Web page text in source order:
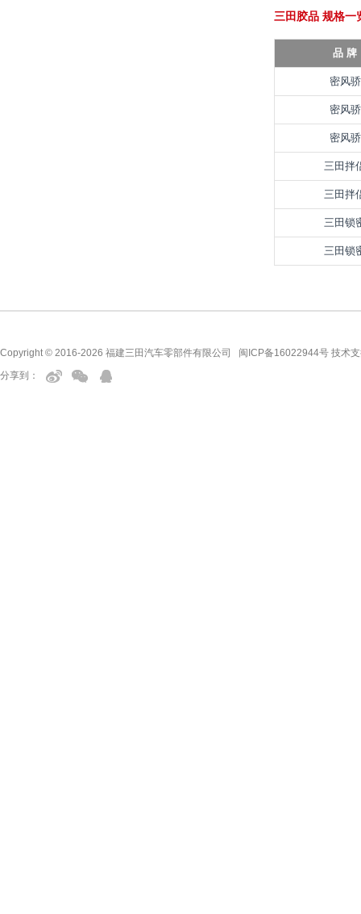
三田胶品 规格一
品 牌
密风骄
密风骄
密风骄
三田拌
三田拌
三田锁
三田锁
Copyright © 2016-2026 福建三田汽车零部件有限公司 闽ICP备16022944号 技术
分享到：